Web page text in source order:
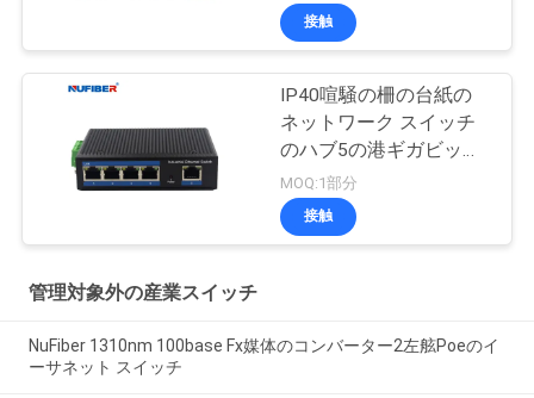
接触
IP40喧騒の柵の台紙の
ネットワーク スイッチ
のハブ5の港ギガビット
Rj45 UTPインターフェ
イス
MOQ:1部分
接触
管理対象外の産業スイッチ
NuFiber 1310nm 100base Fx媒体のコンバーター2左舷Poeのイ
ーサネット スイッチ